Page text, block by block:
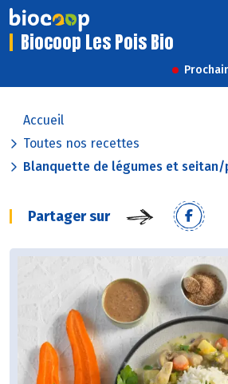
Biocoop Les Pois Bio
Accueil
Toutes nos recettes
Blanquette de légumes et
Partager sur